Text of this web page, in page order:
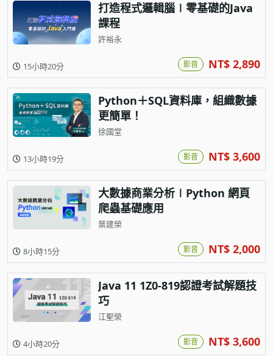
打造程式邏輯腦∣零基礎的Java
課程
許裕永
15小時20分 影音 NT$ 2,890
Python＋SQL資料庫，組織數據
更簡單！
徐國堂
13小時19分 影音 NT$ 3,600
大數據商業分析∣Python 網頁
爬蟲基礎應用
葉建榮
8小時15分 影音 NT$ 2,000
Java 11 1Z0-819認證考試解題技
巧
江聖榮
4小時20分 影音 NT$ 3,600